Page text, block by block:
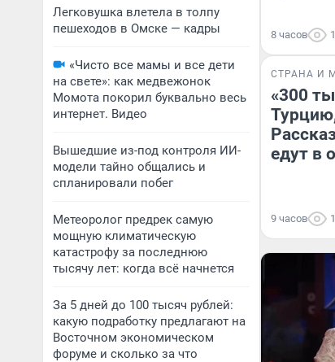
Легковушка влетела в толпу
пешеходов в Омске — кадры
«Чисто все мамы и все дети
на свете»: как медвежонок
Момота покорил буквально весь
интернет. Видео
Вышедшие из-под контроля ИИ-
модели тайно общались и
спланировали побег
Метеоролог предрек самую
мощную климатическую
катастрофу за последнюю
тысячу лет: когда всё начнется
За 5 дней до 100 тысяч рублей:
какую подработку предлагают на
Восточном экономическом
форуме и сколько за что
8 часов
СТРАНА И
«300
едут в
9 часов